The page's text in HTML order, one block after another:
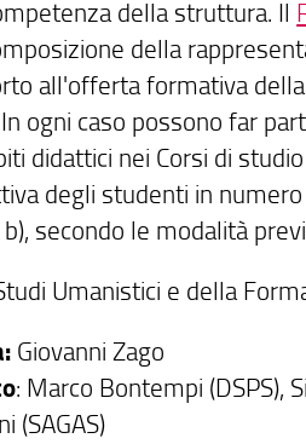
della struttura. Il
della
all'offerta formativa
ogni caso possono far
didattici nei Corsi di
degli studenti in
secondo le modalità
Umanistici e della
Giovanni Zago
: Marco Bontempi (DSPS),
(SAGAS)